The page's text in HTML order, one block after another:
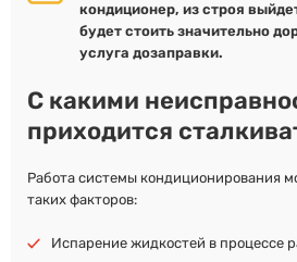
кондиционер, из строя
будет стоить значительно
услуга дозаправки.
С какими
приходится
Работа системы кондиционирования
таких факторов:
Испарение жидкостей в процессе